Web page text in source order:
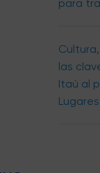
para
las
Itaú al